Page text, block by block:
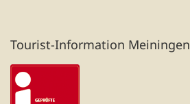
Tourist-Information Meiningen